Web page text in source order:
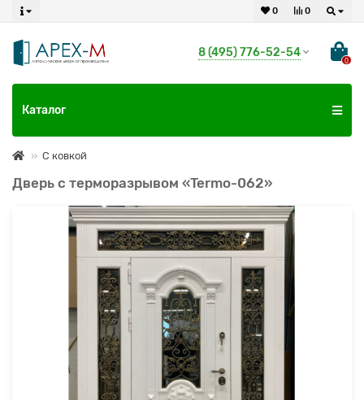
0
0
8 (495) 776-52-54
0
Каталог
С ковкой
Дверь с терморазрывом «Termo-062»